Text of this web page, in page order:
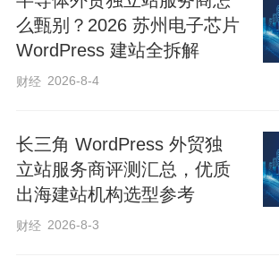
么甄别？2026 苏州电子芯片
WordPress 建站全拆解
财经 2026-8-4
长三角 WordPress 外贸独
立站服务商评测汇总，优质
出海建站机构选型参考
财经 2026-8-3